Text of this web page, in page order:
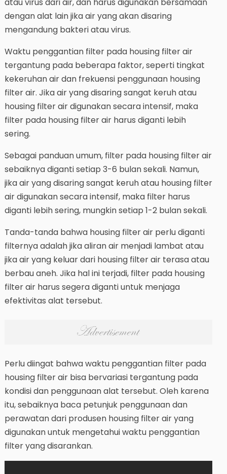
atau virus dari air, dan harus digunakan bersamaan
dengan alat lain jika air yang akan disaring
mengandung bakteri atau virus.
Waktu penggantian filter pada housing filter air
tergantung pada beberapa faktor, seperti tingkat
kekeruhan air dan frekuensi penggunaan housing
filter air. Jika air yang disaring sangat keruh atau
housing filter air digunakan secara intensif, maka
filter pada housing filter air harus diganti lebih
sering.
Sebagai panduan umum, filter pada housing filter air
sebaiknya diganti setiap 3-6 bulan sekali. Namun,
jika air yang disaring sangat keruh atau housing filter
air digunakan secara intensif, maka filter harus
diganti lebih sering, mungkin setiap 1-2 bulan sekali.
Tanda-tanda bahwa housing filter air perlu diganti
filternya adalah jika aliran air menjadi lambat atau
jika air yang keluar dari housing filter air terasa atau
berbau aneh. Jika hal ini terjadi, filter pada housing
filter air harus segera diganti untuk menjaga
efektivitas alat tersebut.
Perlu diingat bahwa waktu penggantian filter pada
housing filter air bisa bervariasi tergantung pada
kondisi dan penggunaan alat tersebut. Oleh karena
itu, sebaiknya baca petunjuk penggunaan dan
perawatan dari produsen housing filter air yang
digunakan untuk mengetahui waktu penggantian
filter yang disarankan.